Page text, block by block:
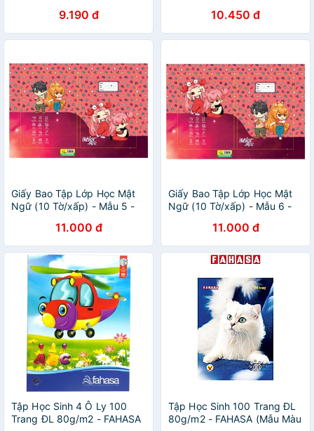
9.190 đ 10.450 đ
Giấy Bao Tập Lớp Học Mật
Ngữ (10 Tờ/xấp) - Mẫu 5 -
11.000 đ
Giấy Bao Tập Lớp Học Mật
Ngữ (10 Tờ/xấp) - Mẫu 6 -
11.000 đ
Tập Học Sinh 4 Ô Ly 100
Trang ĐL 80g/m2 - FAHASA
Tập Học Sinh 100 Trang ĐL
80g/m2 - FAHASA (Mẫu Màu